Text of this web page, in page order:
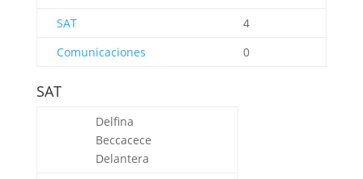
SAT
4
Comunicaciones
0
SAT
Delfina
Beccacece
Delantera